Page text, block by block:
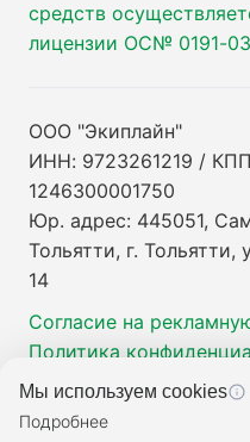
средств
лицензии ОС№ 0191-03
ООО "Экиплайн"
ИНН: 9723261219 /
1246300001750
Юр. адрес: 445051,
Тольятти, г.
14
Согласие на
Политика
Мы используем cookies
Подробнее